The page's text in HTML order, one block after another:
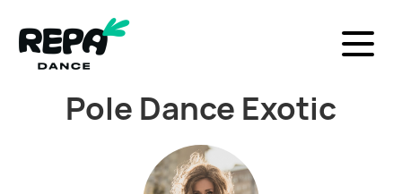
Pole Dance Exotic